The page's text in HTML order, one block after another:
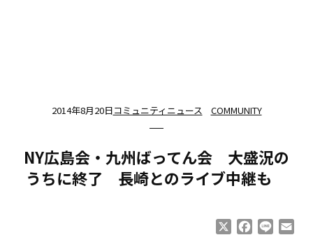
2014年8月20日コミュニティニュース COMMUNITY
NY広島会・九州ばってん会 大盛況の
うちに終了 長崎とのライブ中継も
Facebook
Line